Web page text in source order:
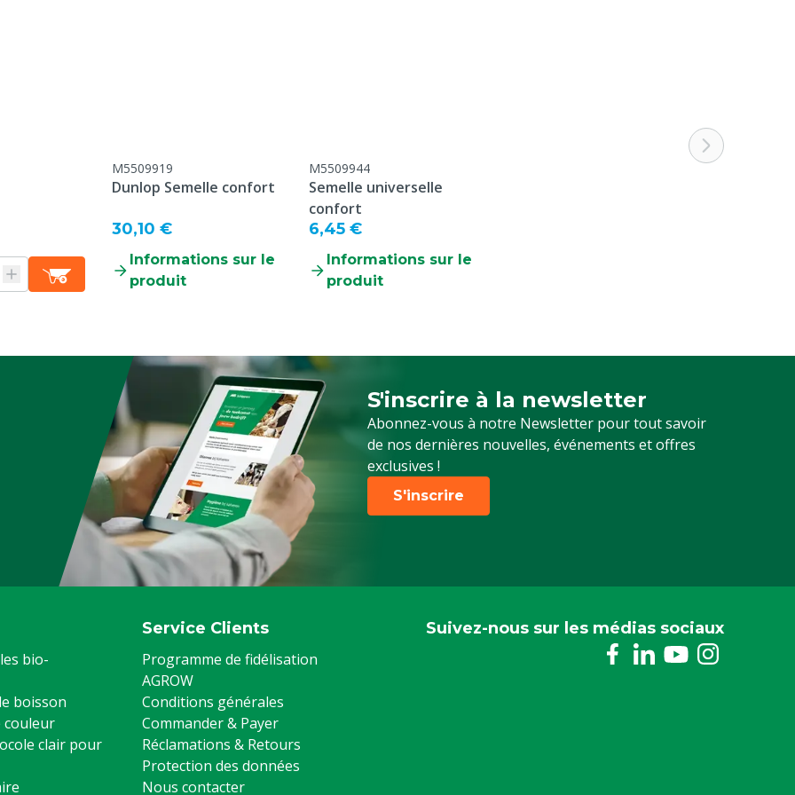
de la date de production,
ne s’applique aux
Moutons,
M5509919
Dunlop Semelle confort
30,10 €
Informations sur le
produit
M5509944
Semelle universelle
confort
6,45 €
Informations sur le
produit
S'inscrire à la newsletter
Abonnez-vous à notre Newsletter pour tout savoir
de nos dernières nouvelles, événements et offres
exclusives !
Inscrivez-vous à notre newsletter
S'inscrire
bio-
boisson
couleur
clair pour
Service Clients
Programme de fidélisation
AGROW
Conditions générales
Commander & Payer
Réclamations & Retours
Protection des données
Nous contacter
Suivez-nous sur les médias sociaux